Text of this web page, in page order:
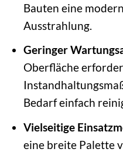
Bauten eine
Ausstrahlung.
Geringer
Oberfläche
Bedarf einfach
Vielseitige
eine breite Palette